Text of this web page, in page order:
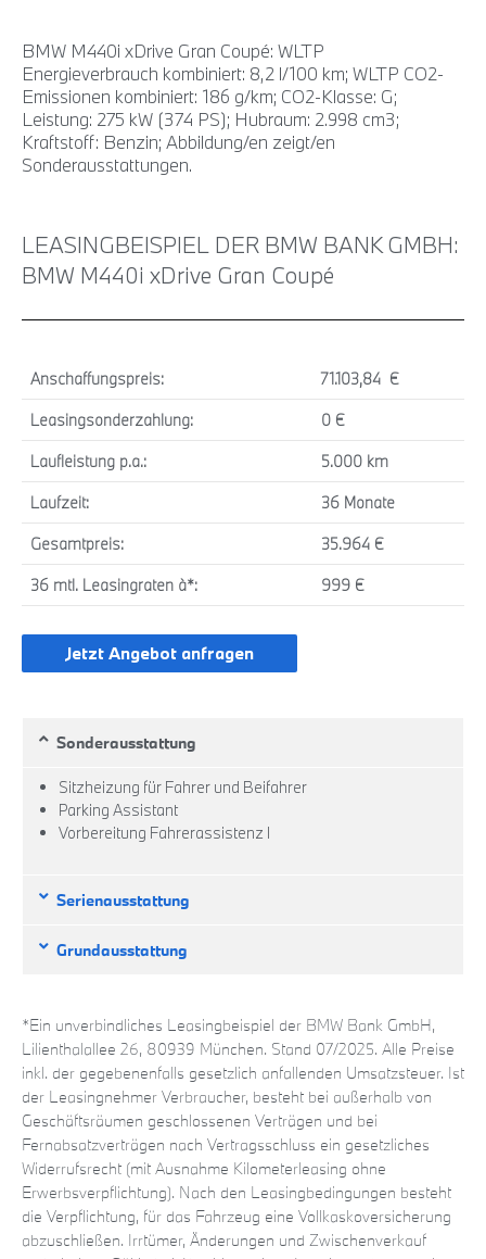
BMW M440i xDrive Gran Coupé: WLTP
Energieverbrauch kombiniert: 8,2 l/100 km; WLTP CO2-
Emissionen kombiniert: 186 g/km; CO2-Klasse: G;
Leistung: 275 kW (374 PS); Hubraum: 2.998 cm3;
Kraftstoff: Benzin; Abbildung/en zeigt/en
Sonderausstattungen.
LEASINGBEISPIEL DER BMW BANK GMBH:
BMW M440i xDrive Gran Coupé
Anschaffungspreis:
71.103,84 €
Leasingsonderzahlung:
0 €
Laufleistung p.a.:
5.000 km
Laufzeit:
36 Monate
Gesamtpreis:
35.964 €
36 mtl. Leasingraten à*:
999 €
Jetzt Angebot anfragen
Sonderausstattung
Sitzheizung für Fahrer und Beifahrer
Parking Assistant
Vorbereitung Fahrerassistenz I
Serienausstattung
Grundausstattung
*Ein unverbindliches Leasingbeispiel der BMW Bank GmbH,
Lilienthalallee 26, 80939 München. Stand 07/2025. Alle Preise
inkl. der gegebenenfalls gesetzlich anfallenden Umsatzsteuer. Ist
der Leasingnehmer Verbraucher, besteht bei außerhalb von
Geschäftsräumen geschlossenen Verträgen und bei
Fernabsatzverträgen nach Vertragsschluss ein gesetzliches
Widerrufsrecht (mit Ausnahme Kilometerleasing ohne
Erwerbsverpflichtung). Nach den Leasingbedingungen besteht
die Verpflichtung, für das Fahrzeug eine Vollkaskoversicherung
abzuschließen. Irrtümer, Änderungen und Zwischenverkauf